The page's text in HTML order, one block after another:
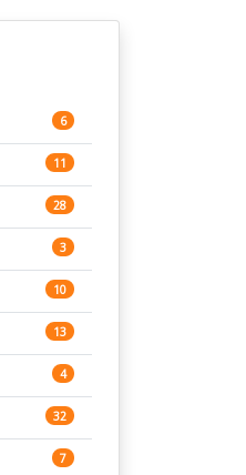
10
9
148
943
3
169
7
4
6
11
28
3
10
13
4
32
7